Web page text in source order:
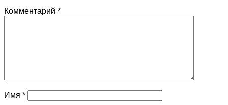
Комментарий *
Имя *